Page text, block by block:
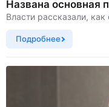
Названа основная
Власти рассказали,
Подробнее